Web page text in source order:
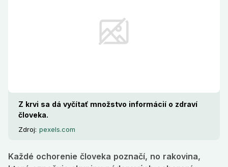
Z krvi sa dá vyčítať množstvo informácií o zdraví
človeka.
Zdroj: pexels.com
Každé ochorenie človeka poznačí, no rakovina,